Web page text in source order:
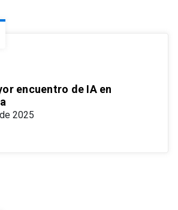
encuentro de IA en
2025